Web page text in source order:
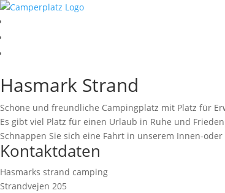
Hasmark Strand
Schöne und freundliche Campingplatz mit Platz für
Es gibt viel Platz für einen Urlaub in Ruhe und
Schnappen Sie sich eine Fahrt in unserem Innen-
Kontaktdaten
Hasmarks strand camping
Strandvejen 205